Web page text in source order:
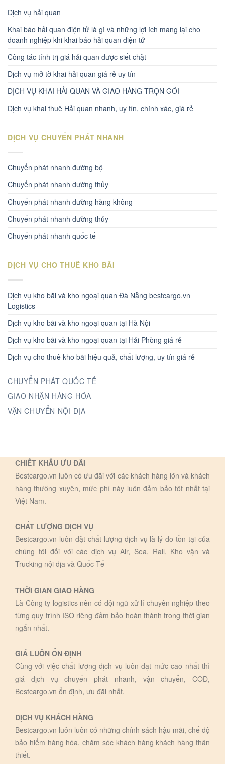
Dịch vụ hải quan
Khai báo hải quan điện tử là gì và những lợi ích mang lại cho
doanh nghiệp khi khai báo hải quan điện tử
Công tác tính trị giá hải quan được siết chặt
Dịch vụ mở tờ khai hải quan giá rẻ uy tín
DỊCH VỤ KHAI HẢI QUAN VÀ GIAO HÀNG TRỌN GÓI
Dịch vụ khai thuê Hải quan nhanh, uy tín, chính xác, giá rẻ
DỊCH VỤ CHUYỂN PHÁT NHANH
Chuyển phát nhanh đường bộ
Chuyển phát nhanh dường thủy
Chuyển phát nhanh đường hàng không
Chuyển phát nhanh đường thủy
Chuyển phát nhanh quốc tế
DỊCH VỤ CHO THUÊ KHO BÃI
Dịch vụ kho bãi và kho ngoại quan Đà Nẵng bestcargo.vn
Logistics
Dịch vụ kho bãi và kho ngoại quan tại Hà Nội
Dịch vụ kho bãi và kho ngoại quan tại Hải Phòng giá rẻ
Dịch vụ cho thuê kho bãi hiệu quả, chất lượng, uy tín giá rẻ
CHUYỂN PHÁT QUỐC TẾ
GIAO NHẬN HÀNG HÓA
VẬN CHUYỂN NỘI ĐỊA
CHIẾT KHẤU ƯU ĐÃI
Bestcargo.vn luôn có ưu đãi với các khách hàng lớn và khách
hàng thường xuyên, mức phí này luôn đảm bảo tôt nhất tại
Việt Nam.
CHẤT LƯỢNG DỊCH VỤ
Bestcargo.vn luôn đặt chất lượng dịch vụ là lý do tồn tại của
chúng tôi đối với các dịch vụ Air, Sea, Rail, Kho vận và
Trucking nội địa và Quốc Tế
THỜI GIAN GIAO HÀNG
Là Công ty logistics nên có đội ngũ xử lí chuyên nghiệp theo
từng quy trình ISO riêng đảm bảo hoàn thành trong thời gian
ngắn nhất.
GIÁ LUÔN ỔN ĐỊNH
Cùng với việc chất lượng dịch vụ luôn đạt mức cao nhất thì
giá dịch vụ chuyển phát nhanh, vận chuyển, COD,
Bestcargo.vn ổn định, ưu đãi nhất.
DỊCH VỤ KHÁCH HÀNG
Bestcargo.vn luôn luôn có những chính sách hậu mãi, chế độ
bảo hiểm hàng hóa, chăm sóc khách hàng khách hàng thân
thiết.